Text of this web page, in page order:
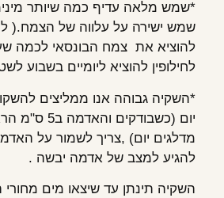
שמש ישירה על עלווה של הצמח.(
להוציא את צמח הבונסאי לכמה
לחילופין להוציא ליומיים בשבוע
*השקיה גבוהה אנו ממליצים
יום
מדלגים יום) ,צריך לשמור על
להגיע למצב של אדמה יבשה .
השקיה תינתן עד שיצאו מים מחורי